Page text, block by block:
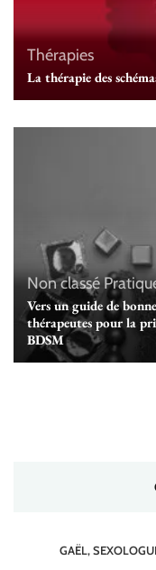
Thérapies
La thérapie des
Non classé
Vers un guide de
thérapeutes pour la
BDSM
GAËL,